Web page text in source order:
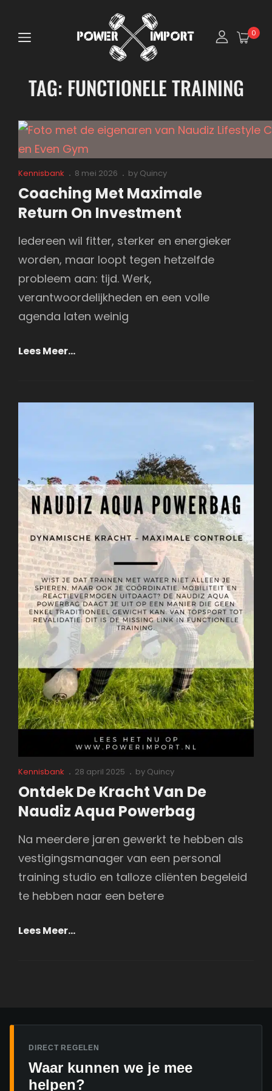
0
TAG: FUNCTIONELE TRAINING
Cat
Links
Kennisbank
Posted
8 mei 2026 by Quincy
Coaching Met Maximale
Return On Investment
Iedereen wil fitter, sterker en energieker
worden, maar loopt tegen hetzelfde
probleem aan: tijd. Werk,
verantwoordelijkheden en een volle
agenda laten weinig
Lees Meer…Coaching
Return
Cat
Links
Kennisbank
Posted
on
28 april 2025 by Quincy
Ontdek De Kracht Van De
Naudiz Aqua Powerbag
Na meerdere jaren gewerkt te hebben als
vestigingsmanager van een personal
training studio en talloze cliënten begeleid
te hebben naar een betere
Lees Meer…Ontdek
Powerbag
DIRECT REGELEN
Waar kunnen we je mee
helpen?